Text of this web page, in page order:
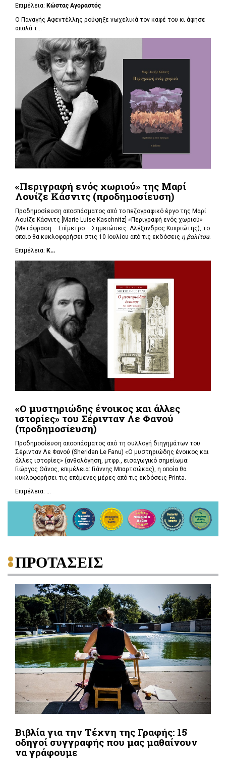
Επιμέλεια: Κώστας Αγοραστός
Ο Παναγής Αφεντέλλης ρούφηξε νωχελικά τον καφέ του κι άφησε
απαλά τ...
«Περιγραφή ενός χωριού» της Μαρί
Λουίζε Κάσνιτς (προδημοσίευση)
Προδημοσίευση αποσπάσματος από το πεζογραφικό έργο της Μαρί
Λουίζε Κάσνιτς [Marie Luise Kaschnitz] «Περιγραφή ενός χωριού»
(Μετάφραση – Επίμετρο – Σημειώσεις: Αλέξανδρος Κυπριώτης), το
οποίο θα κυκλοφορήσει στις 10 Ιουλίου από τις εκδόσεις η βαλίτσα.
Επιμέλεια: Κ...
«Ο μυστηριώδης ένοικος και άλλες
ιστορίες» του Σέρινταν Λε Φανού
(προδημοσίευση)
Προδημοσίευση αποσπάσματος από τη συλλογή διηγημάτων του
Σέρινταν Λε Φανού (Sheridan Le Fanu) «Ο μυστηριώδης ένοικος και
άλλες ιστορίες» (ανθολόγηση, μτφρ., εισαγωγικό σημείωμα:
Γιώργος Θάνος, επιμέλεια: Γιάννης Μπαρτσώκας), η οποία θα
κυκλοφορήσει τις επόμενες μέρες από τις εκδόσεις Printa.
Επιμέλεια: ...
ΠΡΟΤΑΣΕΙΣ
Βιβλία για την Τέχνη της Γραφής: 15
οδηγοί συγγραφής που μας μαθαίνουν
να γράφουμε